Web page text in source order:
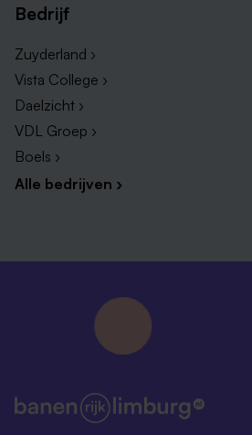
Bedrijf
Zuyderland ›
Vista College ›
Daelzicht ›
VDL Groep ›
Boels ›
Alle bedrijven ›